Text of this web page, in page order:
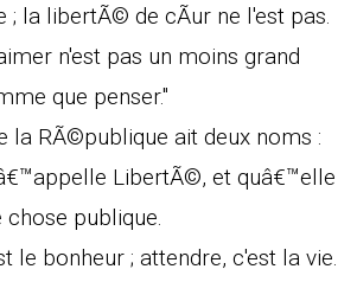
la libertÃ© de cÃur ne l'est pas.
n'est pas un moins grand
que penser."
la RÃ©publique ait deux noms :
LibertÃ©, et quâ€™elle
publique.
le bonheur ; attendre, c'est la vie.